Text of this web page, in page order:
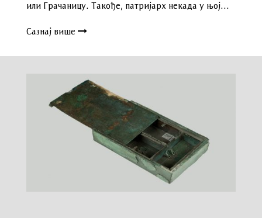
или Грачаницу. Такође, патријарх некада у њој…
Сазнај више